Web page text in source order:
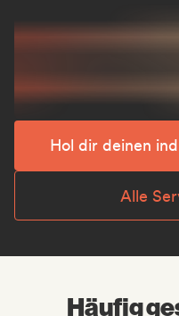
Hol dir deinen
Alle
Häufig